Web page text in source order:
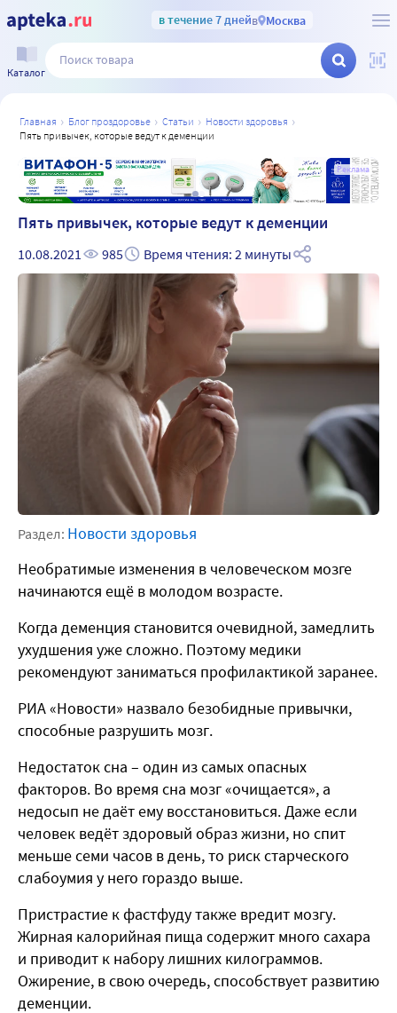
в течение 7 днейв Москва
Каталог
главная блог проздоровье статьи
новости здоровья
пять привычек, которые ведут к деменции
Реклама
Пять привычек, которые ведут к деменции
10.08.2021 985 Время чтения: 2 минуты
Раздел: Новости здоровья
Необратимые изменения в человеческом мозге
начинаются ещё в молодом возрасте.
Когда деменция становится очевидной, замедлить
ухудшения уже сложно. Поэтому медики
рекомендуют заниматься профилактикой заранее.
РИА «Новости» назвало безобидные привычки,
способные разрушить мозг.
Недостаток сна – один из самых опасных
факторов. Во время сна мозг «очищается», а
недосып не даёт ему восстановиться. Даже если
человек ведёт здоровый образ жизни, но спит
меньше семи часов в день, то риск старческого
слабоумия у него гораздо выше.
Пристрастие к фастфуду также вредит мозгу.
Жирная калорийная пища содержит много сахара
и приводит к набору лишних килограммов.
Ожирение, в свою очередь, способствует развитию
деменции.